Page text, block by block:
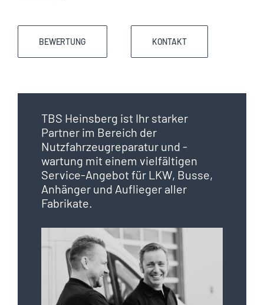
BEWERTUNG KONTAKT
TBS Heinsberg ist Ihr starker
Partner im Bereich der
Nutzfahrzeugreparatur und -
wartung mit einem vielfältigen
Service-Angebot für LKW, Busse,
Anhänger und Auflieger aller
Fabrikate.